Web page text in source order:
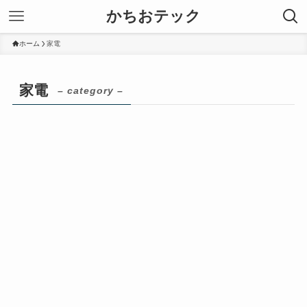
かちおテック
ホーム 家電
家電 – category –